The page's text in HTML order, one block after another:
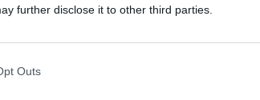
further disclose it to other third parties.
Outs